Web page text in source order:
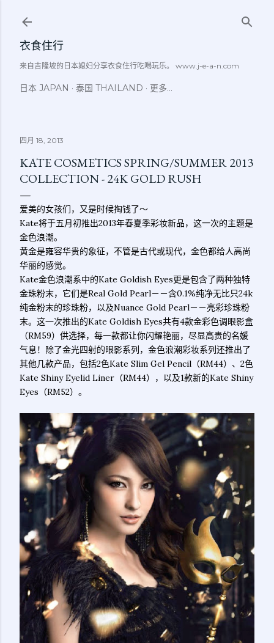
衣食住行
来自吉隆坡的日本媳妇分享衣食住行吃喝玩乐。 www.j-e-a-n.com
日本 JAPAN 泰国 THAILAND 更多…
四月 18, 2013
KATE COSMETICS SPRING/SUMMER 2013
COLLECTION - 24K GOLD RUSH
爱美的女孩们，又是时候掏钱了～
Kate将于五月初推出2013年春夏季彩妆新品，这一次的主题是
金色浪潮。
黄金是雍容华贵的象征，不管是古代或现代，金色都给人高尚
华丽的感觉。
Kate金色浪潮系中的Kate Goldish Eyes更是包含了两种独特
金珠粉末，它们是Real Gold Pearl－－含0.1%纯净无比只24k
纯金粉末的珍珠粉，以及Nuance Gold Pearl－－亮彩珍珠粉
末。这一次推出的Kate Goldish Eyes共有4款金彩色调眼影盒
（RM59）供选择，每一款都让你闪耀艳丽，尽显高贵的名媛
气息！除了金光四射的眼影系列，金色浪潮彩妆系列还推出了
其他几款产品，包括2色Kate Slim Gel Pencil（RM44）、2色
Kate Shiny Eyelid Liner（RM44），以及1款新的Kate Shiny
Eyes（RM52）。